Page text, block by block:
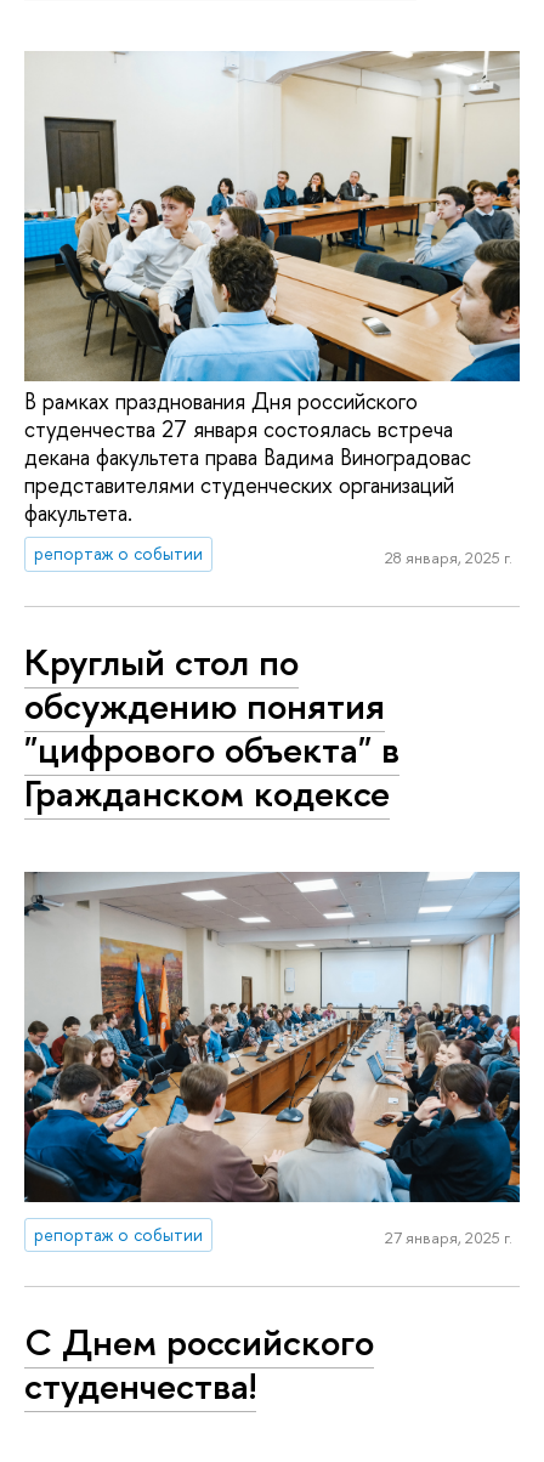
В рамках празднования Дня российского
студенчества 27 января состоялась встреча
декана факультета права Вадима Виноградовас
представителями студенческих организаций
факультета.
репортаж о событии 28 января, 2025 г.
Круглый стол по
обсуждению понятия
"цифрового объекта" в
Гражданском кодексе
репортаж о событии 27 января, 2025 г.
С Днем российского
студенчества!